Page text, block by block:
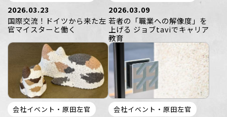
2026.03.23
国際交流！ドイツから来た左
官マイスターと働く
2026.03.09
若者の「職業への解像度」を
上げる ジョブtaviでキャリア
教育
会社イベント・原田左官 会社イベント・原田左官